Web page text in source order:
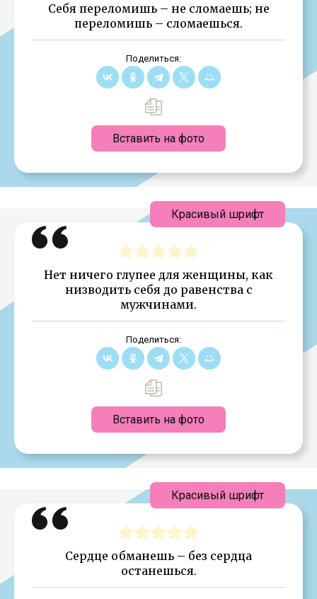
Себя переломишь – не сломаешь; не
переломишь – сломаешься.
Поделиться:
Вставить на фото
Нет ничего глупее для женщины, как
низводить себя до равенства с
мужчинами.
Поделиться:
Вставить на фото
Красивый шрифт
Сердце обманешь – без сердца
останешься.
Красивый шрифт